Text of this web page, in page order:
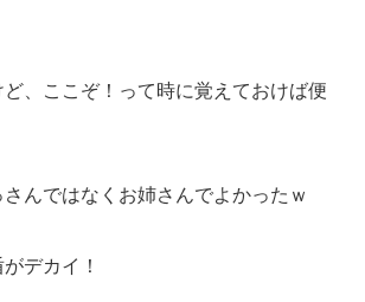
、ここぞ！って時に覚えておけば便
んではなくお姉さんでよかったｗ
デカイ！